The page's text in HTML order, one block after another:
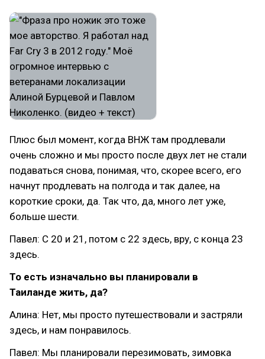
Плюс был момент, когда ВНЖ там продлевали
очень сложно и мы просто после двух лет не стали
подаваться снова, понимая, что, скорее всего, его
начнут продлевать на полгода и так далее, на
короткие сроки, да. Так что, да, много лет уже,
больше шести.
Павел: С 20 и 21, потом с 22 здесь, вру, с конца 23
здесь.
То есть изначально вы планировали в
Таиланде жить, да?
Алина: Нет, мы просто путешествовали и застряли
здесь, и нам понравилось.
Павел: Мы планировали перезимовать, зимовка